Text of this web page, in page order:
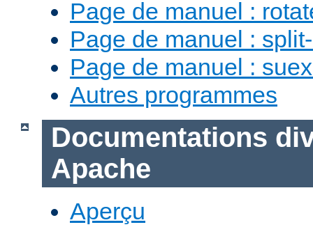
Page de manuel :
Page de manuel :
Page de manuel :
Autres programmes
Documentations
Apache
Aperçu